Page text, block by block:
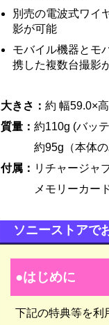
別売の電波式ワイ
影が可能
モバイル機器とモ
携した複数台撮影
大きさ：約 幅59.0×
質量：約110g (バッ
約95g（本体の
付属： リチャージャ
メモリーカードプ
ソニーストアで
はじめに
下記の特典等を利